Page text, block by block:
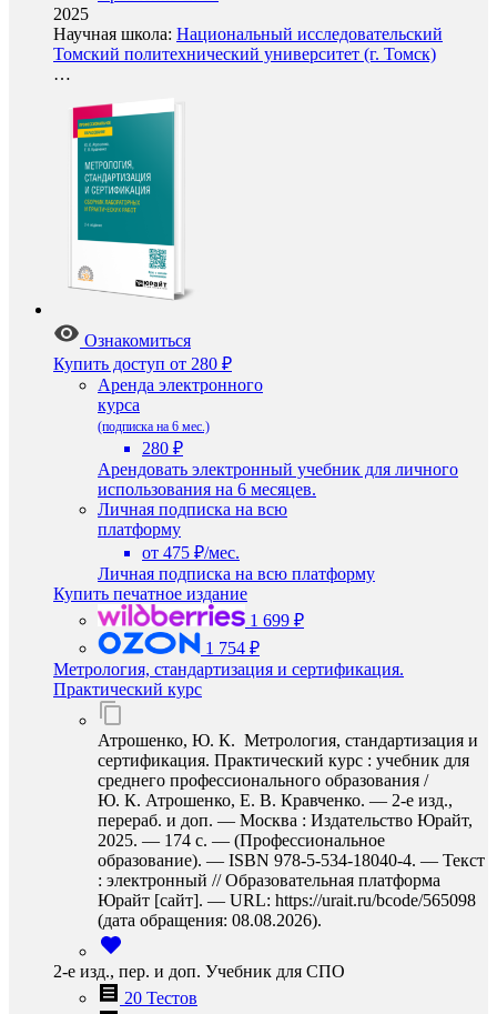
2025
Научная школа: Национальный исследовательский
Томский политехнический университет (г. Томск)
…
Ознакомиться
Купить доступ от 280 ₽
Аренда электронного
курса
(подписка на 6 мес.)
280 ₽
Арендовать электронный учебник для личного
использования на 6 месяцев.
Личная подписка на всю
платформу
от 475 ₽/мес.
Личная подписка на всю платформу
Купить печатное издание
1 699 ₽
1 754 ₽
Метрология, стандартизация и сертификация.
Практический курс
Атрошенко, Ю. К. Метрология, стандартизация и
сертификация. Практический курс : учебник для
среднего профессионального образования /
Ю. К. Атрошенко, Е. В. Кравченко. — 2-е изд.,
перераб. и доп. — Москва : Издательство Юрайт,
2025. — 174 с. — (Профессиональное
образование). — ISBN 978-5-534-18040-4. — Текст
: электронный // Образовательная платформа
Юрайт [сайт]. — URL: https://urait.ru/bcode/565098
(дата обращения: 08.08.2026).
2-е изд., пер. и доп. Учебник для СПО
20 Тестов